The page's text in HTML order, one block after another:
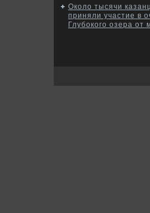
Около тысячи
приняли участие в
Глубокого озера от